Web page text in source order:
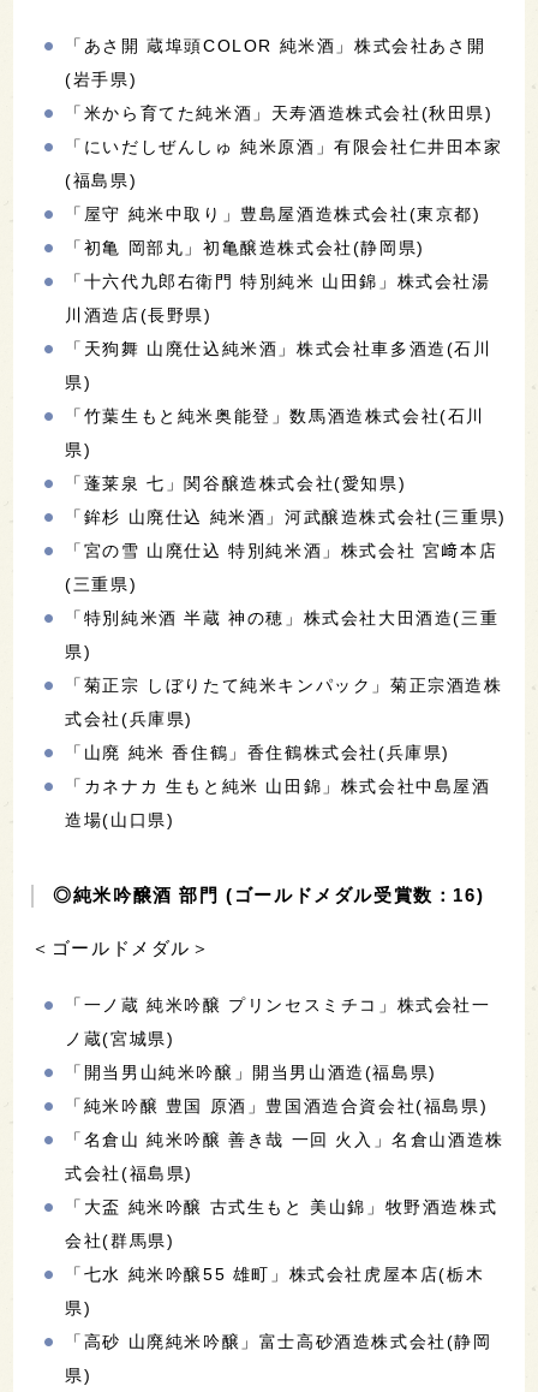
「あさ開 蔵埠頭COLOR 純米酒」株式会社あさ開
(岩手県)
「米から育てた純米酒」天寿酒造株式会社(秋田県)
「にいだしぜんしゅ 純米原酒」有限会社仁井田本家
(福島県)
「屋守 純米中取り」豊島屋酒造株式会社(東京都)
「初亀 岡部丸」初亀醸造株式会社(静岡県)
「十六代九郎右衛門 特別純米 山田錦」株式会社湯
川酒造店(長野県)
「天狗舞 山廃仕込純米酒」株式会社車多酒造(石川
県)
「竹葉生もと純米奥能登」数馬酒造株式会社(石川
県)
「蓬莱泉 七」関谷醸造株式会社(愛知県)
「鉾杉 山廃仕込 純米酒」河武醸造株式会社(三重県)
「宮の雪 山廃仕込 特別純米酒」株式会社 宮﨑本店
(三重県)
「特別純米酒 半蔵 神の穂」株式会社大田酒造(三重
県)
「菊正宗 しぼりたて純米キンパック」菊正宗酒造株
式会社(兵庫県)
「山廃 純米 香住鶴」香住鶴株式会社(兵庫県)
「カネナカ 生もと純米 山田錦」株式会社中島屋酒
造場(山口県)
◎純米吟醸酒 部門 (ゴールドメダル受賞数：16)
＜ゴールドメダル＞
「一ノ蔵 純米吟醸 プリンセスミチコ」株式会社一
ノ蔵(宮城県)
「開当男山純米吟醸」開当男山酒造(福島県)
「純米吟醸 豊国 原酒」豊国酒造合資会社(福島県)
「名倉山 純米吟醸 善き哉 一回 火入」名倉山酒造株
式会社(福島県)
「大盃 純米吟醸 古式生もと 美山錦」牧野酒造株式
会社(群馬県)
「七水 純米吟醸55 雄町」株式会社虎屋本店(栃木
県)
「高砂 山廃純米吟醸」富士高砂酒造株式会社(静岡
県)